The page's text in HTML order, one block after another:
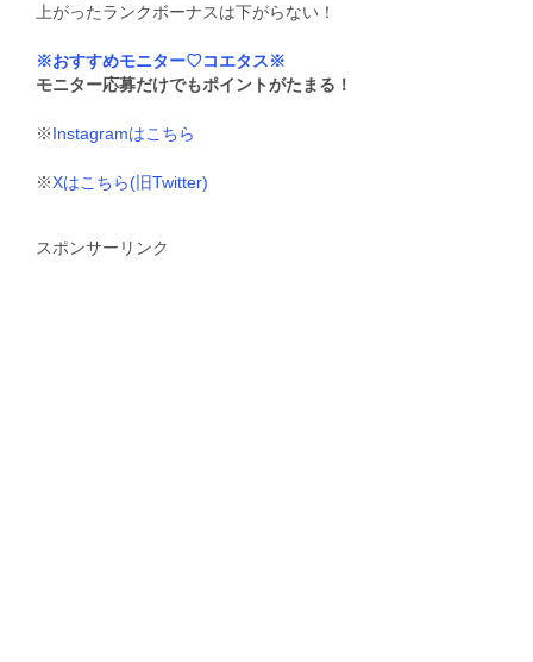
上がったランクボーナスは下がらない！
※おすすめモニター♡コエタス※
モニター応募だけでもポイントがたまる！
※Instagramはこちら
※Xはこちら(旧Twitter)
スポンサーリンク